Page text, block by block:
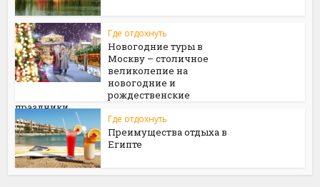
Где отдохнуть
Новогодние туры в
Москву – столичное
великолепие на
новогодние и
рождественские
праздники
Где отдохнуть
Преимущества отдыха в
Египте